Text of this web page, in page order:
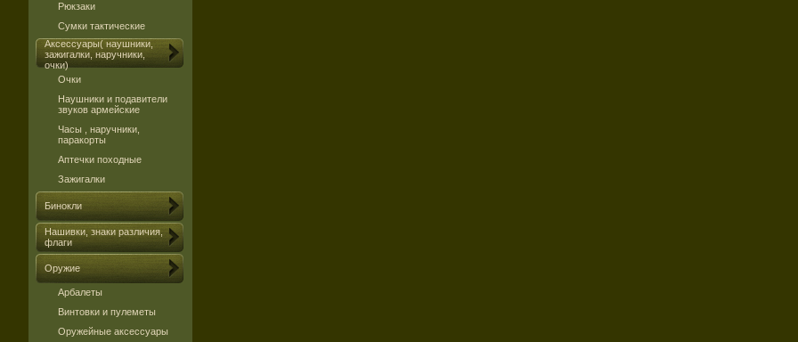
Рюкзаки
Сумки тактические
Аксессуары( наушники,
зажигалки, наручники,
очки)
Очки
Наушники и подавители
звуков армейские
Часы , наручники,
паракорты
Аптечки походные
Зажигалки
Бинокли
Нашивки, знаки различия,
флаги
Оружие
Арбалеты
Винтовки и пулеметы
Оружейные аксессуары